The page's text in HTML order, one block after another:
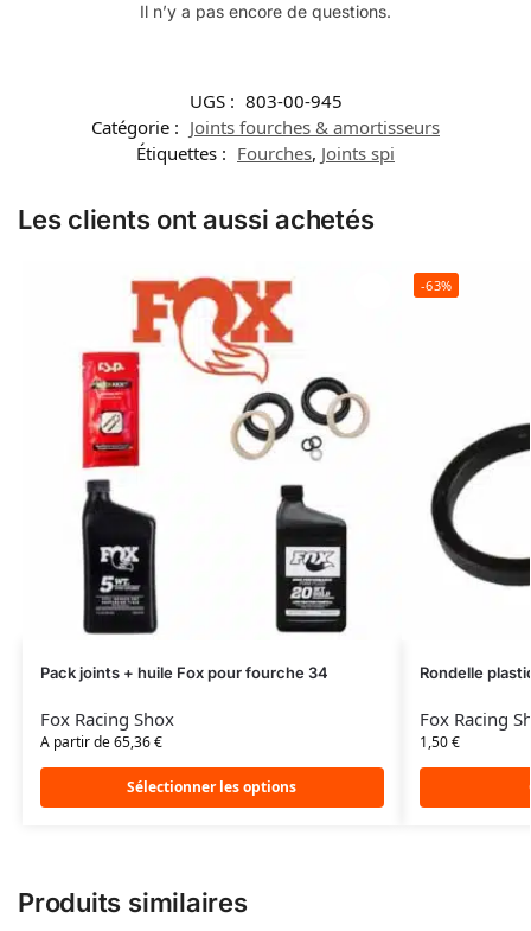
Il n’y a pas encore de questions.
UGS : 803-00-945
Catégorie : Joints fourches & amortisseurs
Étiquettes : Fourches, Joints spi
Les clients ont aussi achetés
Pack joints + huile Fox pour fourche 34
Fox Racing Shox
A partir de 65,36 €
Sélectionner les options
-63%
Rondelle
Fox Racing
1,50€
Produits similaires